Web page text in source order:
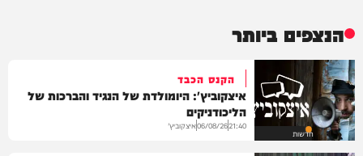
הנצפים ביותר
חדשות
הקנס הכבד
איצקוביץ': היומולדת של הנגיד והברכות של
הליכודניקים
21:40
06/08/26איצקוביץ'